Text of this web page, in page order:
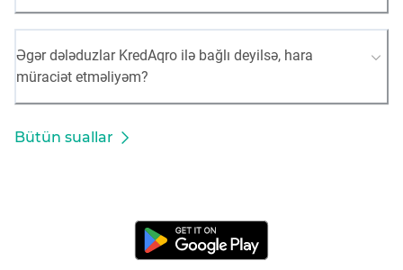
Əgər dələduzlar KredAqro ilə bağlı deyilsə, hara
müraciət etməliyəm?
Bütün suallar